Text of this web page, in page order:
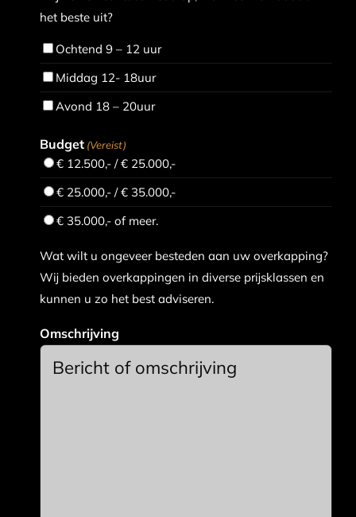
het beste uit?
Ochtend 9 – 12 uur
Middag 12- 18uur
Avond 18 – 20uur
Budget (Vereist)
€ 12.500,- / € 25.000,-
€ 25.000,- / € 35.000,-
€ 35.000,- of meer.
Wat wilt u ongeveer besteden aan uw overkapping?
Wij bieden overkappingen in diverse prijsklassen en
kunnen u zo het best adviseren.
Omschrijving